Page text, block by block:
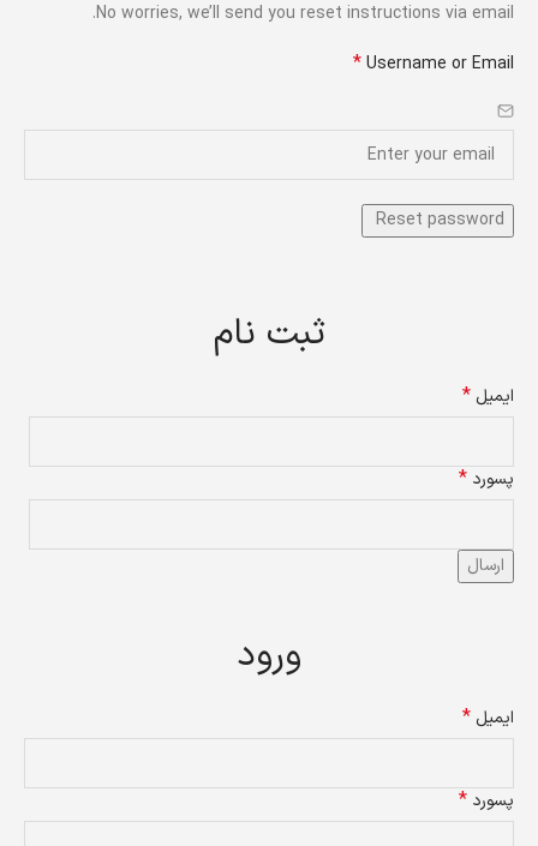
No worries, we’ll send you reset instructions via email.
Username or Email
*
ثبت نام
ایمیل *
پسورد *
ارسال
ورود
ایمیل *
پسورد *